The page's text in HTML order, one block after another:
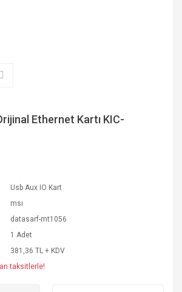
Ethernet Kartı KIC-
Usb Aux IO Kart
msı
datasarf-mt1056
1 Adet
381,36 TL + KDV
taksitlerle!